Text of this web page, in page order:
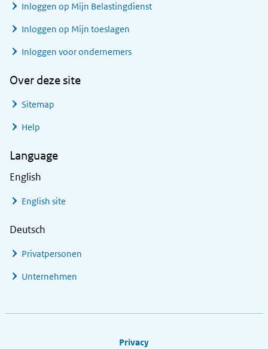
Inloggen op Mijn Belastingdienst
Inloggen op Mijn toeslagen
Inloggen voor ondernemers
Over deze site
Sitemap
Help
Language
English
English site
Deutsch
Privatpersonen
Unternehmen
Privacy